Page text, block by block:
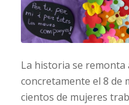
La historia se remonta
concretamente el 8 de
cientos de mujeres